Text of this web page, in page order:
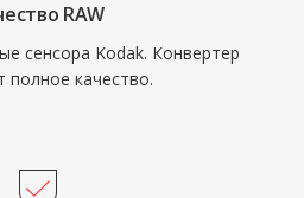
RAW
сенсора Kodak. Конвертер
полное качество.